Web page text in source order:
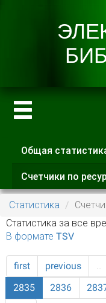
Главные
Общая
Счетчики по
Статистика
Статистика за все
В формате TSV
first previous …
2835
2836